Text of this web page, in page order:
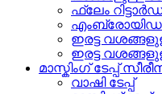
ഫ്ലേം
ഇരട്ട
ഇരട്ട
മാസ്കിംഗ് ടേപ്പ്
വാഷി ടേപ്പ്